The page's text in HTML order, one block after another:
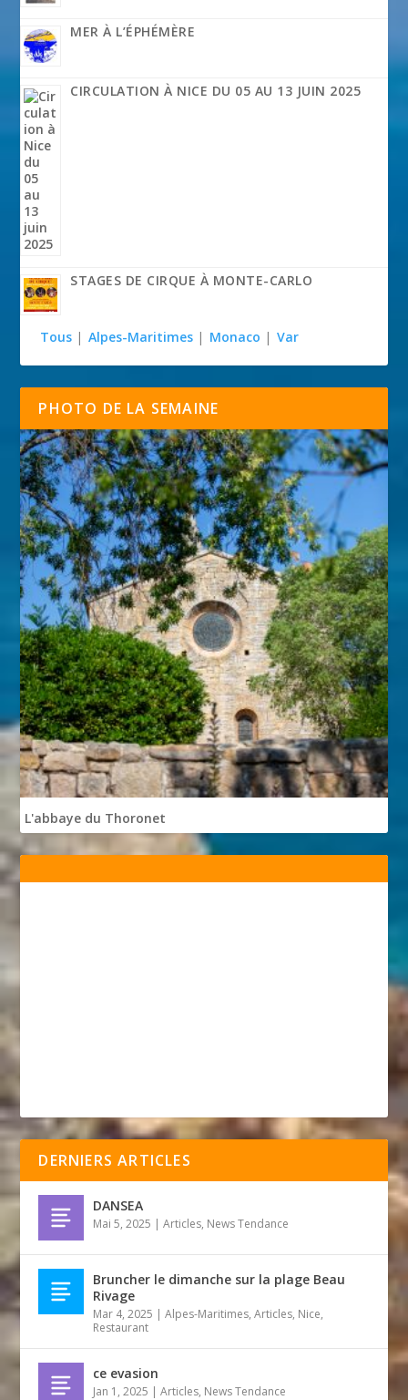
MER À L’ÉPHÉMÈRE
CIRCULATION À NICE DU 05 AU 13 JUIN 2025
STAGES DE CIRQUE À MONTE-CARLO
Tous | Alpes-Maritimes | Monaco | Var
PHOTO DE LA SEMAINE
L'abbaye du Thoronet
DERNIERS ARTICLES
DANSEA
Mai 5, 2025 |Articles, News Tendance
Bruncher le dimanche sur la plage Beau
Rivage
Mar 4, 2025 |Alpes-Maritimes,Articles, Nice,
Restaurant
ce evasion
Jan 1, 2025 |Articles, News Tendance